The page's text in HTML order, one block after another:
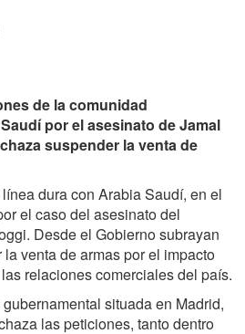
de la comunidad
por el asesinato de Jamal
suspender la venta de
dura con Arabia Saudí, en el
el caso del asesinato del
Desde el Gobierno subrayan
venta de armas por el impacto
relaciones comerciales del país.
situada en Madrid,
las peticiones, tanto dentro